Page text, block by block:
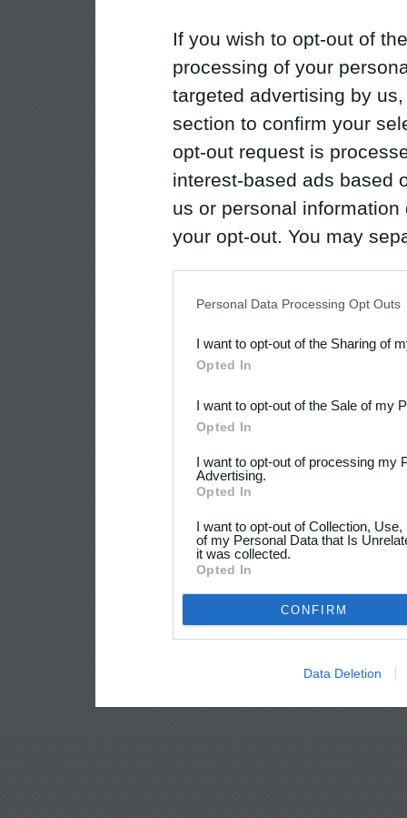
If you wish to opt-out of
processing of your
targeted advertising by
section to confirm your
opt-out request is
interest-based ads based
us or personal
your opt-out. You may
Downstream Participants
third parties.
Personal Data Processing Opt Outs
I want to opt-out of the Sharing of
Opted In
I want to opt-out of the Sale of my
Opted In
I want to opt-out of processing my
Advertising.
Opted In
I want to opt-out of Collection,
of my Personal Data that Is
it was collected.
Opted In
CONFIRM
Data Deletion